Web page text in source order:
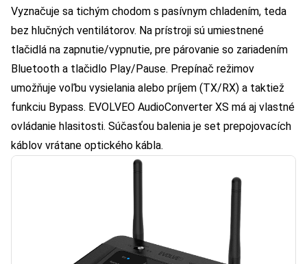
Vyznačuje sa tichým chodom s pasívnym chladením, teda
bez hlučných ventilátorov. Na prístroji sú umiestnené
tlačidlá na zapnutie/vypnutie, pre párovanie so zariadením
Bluetooth a tlačidlo Play/Pause. Prepínač režimov
umožňuje voľbu vysielania alebo príjem (TX/RX) a taktiež
funkciu Bypass. EVOLVEO AudioConverter XS má aj vlastné
ovládanie hlasitosti. Súčasťou balenia je set prepojovacích
káblov vrátane optického kábla.